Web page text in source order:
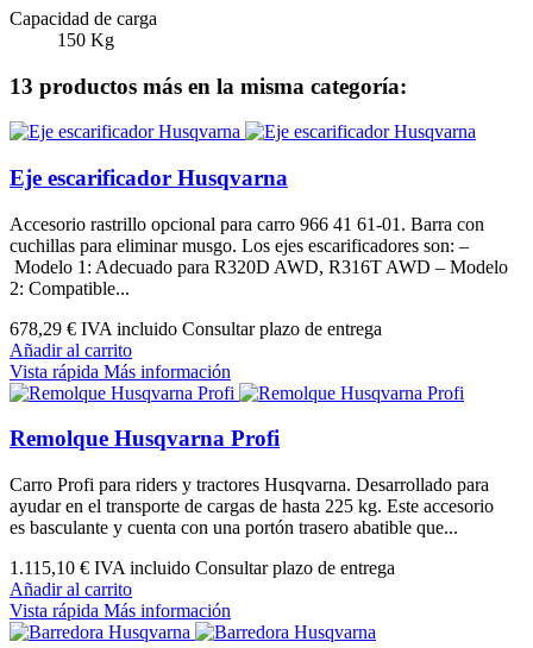
Capacidad de carga
150 Kg
13 productos más en la misma categoría:
Eje escarificador Husqvarna
Accesorio rastrillo opcional para carro 966 41 61-01. Barra con
cuchillas para eliminar musgo. Los ejes escarificadores son: –
Modelo 1: Adecuado para R320D AWD, R316T AWD – Modelo
2: Compatible...
678,29 € IVA incluido Consultar plazo de entrega
Añadir al carrito
Vista rápida Más información
Remolque Husqvarna Profi
Carro Profi para riders y tractores Husqvarna. Desarrollado para
ayudar en el transporte de cargas de hasta 225 kg. Este accesorio
es basculante y cuenta con una portón trasero abatible que...
1.115,10 € IVA incluido Consultar plazo de entrega
Añadir al carrito
Vista rápida Más información